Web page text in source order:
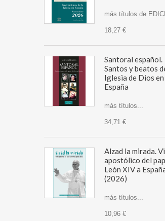
más títulos de
18,27 €
Santoral español.
Santos y beatos
Iglesia de Dios en
España
más títulos...
34,71 €
Alzad la mirada.
apostólico del
León XIV a
(2026)
más títulos...
10,96 €